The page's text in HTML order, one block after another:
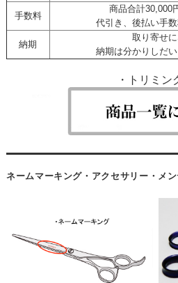
手数料
商品合計30,000
代引き、後払い手
納期
取り寄せに
納期は分かりしだ
・トリミン
ネームマーキング・アクセサリー・メ